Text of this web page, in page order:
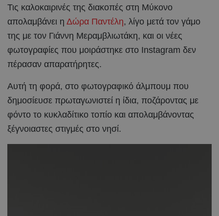
Τις καλοκαιρινές της διακοπές στη Μύκονο
απολαμβάνει η Δώρα Παντέλη, λίγο μετά τον γάμο
της με τον Γιάννη Μεραμβλιωτάκη, και οι νέες
φωτογραφίες που μοιράστηκε στο Instagram δεν
πέρασαν απαρατήρητες.
Αυτή τη φορά, στο φωτογραφικό άλμπουμ που
δημοσίευσε πρωταγωνιστεί η ίδια, ποζάροντας με
φόντο το κυκλαδίτικο τοπίο και απολαμβάνοντας
ξέγνοιαστες στιγμές στο νησί.